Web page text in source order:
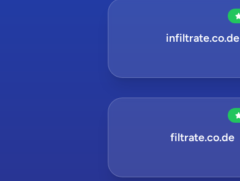
infiltrate.co.de
filtrate.co.de